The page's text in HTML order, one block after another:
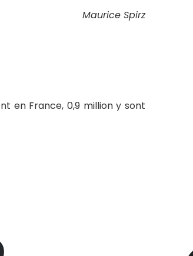
Maurice Spirz
en France, 0,9 million y sont